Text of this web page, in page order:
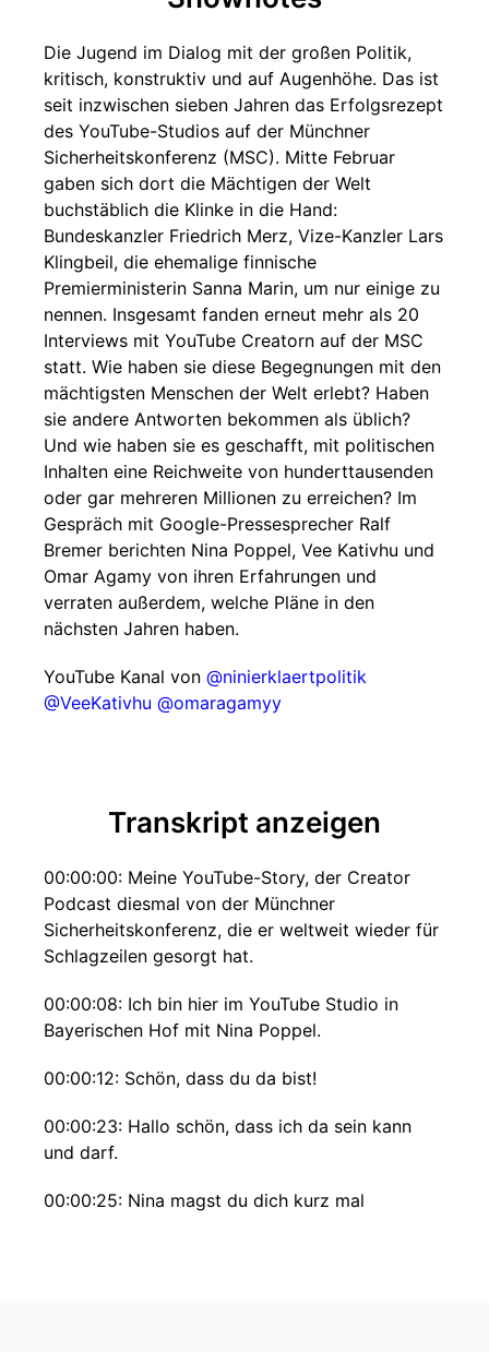
Die Jugend im Dialog mit der großen Politik,
kritisch, konstruktiv und auf Augenhöhe. Das ist
seit inzwischen sieben Jahren das Erfolgsrezept
des YouTube-Studios auf der Münchner
Sicherheitskonferenz (MSC). Mitte Februar
gaben sich dort die Mächtigen der Welt
buchstäblich die Klinke in die Hand:
Bundeskanzler Friedrich Merz, Vize-Kanzler Lars
Klingbeil, die ehemalige finnische
Premierministerin Sanna Marin, um nur einige zu
nennen. Insgesamt fanden erneut mehr als 20
Interviews mit YouTube Creatorn auf der MSC
statt. Wie haben sie diese Begegnungen mit den
mächtigsten Menschen der Welt erlebt? Haben
sie andere Antworten bekommen als üblich?
Und wie haben sie es geschafft, mit politischen
Inhalten eine Reichweite von hunderttausenden
oder gar mehreren Millionen zu erreichen? Im
Gespräch mit Google-Pressesprecher Ralf
Bremer berichten Nina Poppel, Vee Kativhu und
Omar Agamy von ihren Erfahrungen und
verraten außerdem, welche Pläne in den
nächsten Jahren haben.
YouTube Kanal von @ninierklaertpolitik
@VeeKativhu @omaragamyy
Transkript anzeigen
00:00:00: Meine YouTube-Story, der Creator
Podcast diesmal von der Münchner
Sicherheitskonferenz, die er weltweit wieder für
Schlagzeilen gesorgt hat.
00:00:08: Ich bin hier im YouTube Studio in
Bayerischen Hof mit Nina Poppel.
00:00:12: Schön, dass du da bist!
00:00:23: Hallo schön, dass ich da sein kann
und darf.
00:00:25: Nina magst du dich kurz mal